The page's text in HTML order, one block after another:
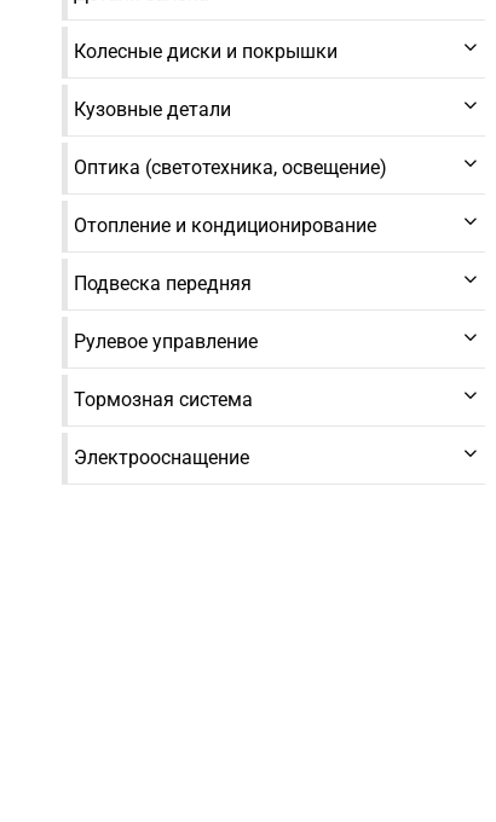
Колесные диски и покрышки
Кузовные детали
Оптика (светотехника, освещение)
Отопление и кондиционирование
Подвеска передняя
Рулевое управление
Тормозная система
Электрооснащение